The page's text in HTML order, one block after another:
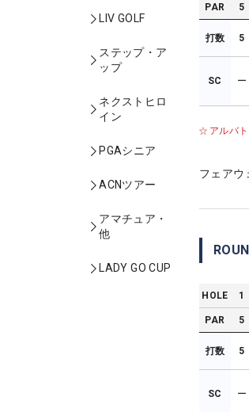
LIV GOLF
ステップ・ア
ップ
ネクストヒロ
イン
PGAシニア
ACNツアー
アマチュア・
他
LADY GO CUP
PAR 5
打数 5
SC ー
アルバ
フェアウ
HOLE 1
PAR 5
打数 5
SC ー